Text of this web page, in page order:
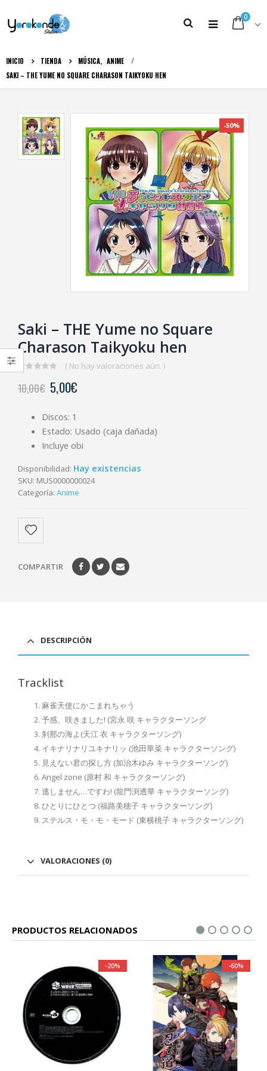
0
INICIO TIENDA MÚSICA, ANIME
SAKI – THE YUME NO SQUARE CHARASON TAIKYOKU HEN
-50%
Saki – THE Yume no Square
Charason Taikyoku hen
out
of
( No hay valoraciones aún. )
10,00€ 5,00€
Discos: 1
Estado: Usado (caja dañada)
Incluye obi
Disponibilidad: Hay existencias
SKU: MUS0000000024
Categoría: Anime
COMPARTIR
DESCRIPCIÓN
Tracklist
麻雀天使にかこまれちゃう
予感、咲きました! (宮永 咲 キャラクターソング
刹那の海よ(天江 衣 キャラクターソング)
イキナリナリユキナリッ (池田華菜 キャラクターソング)
見えない君の探し方 (加治木ゆみ キャラクターソング)
Angel zone (原村 和 キャラクターソング)
逃しません…ですわ! (龍門渕透華 キャラクターソング)
ひとりにひとつ (福路美穂子 キャラクターソング)
ステルス・モ・モ・モード (東横桃子 キャラクターソング)
VALORACIONES (0)
PRODUCTOS RELACIONADOS
-20% -60%